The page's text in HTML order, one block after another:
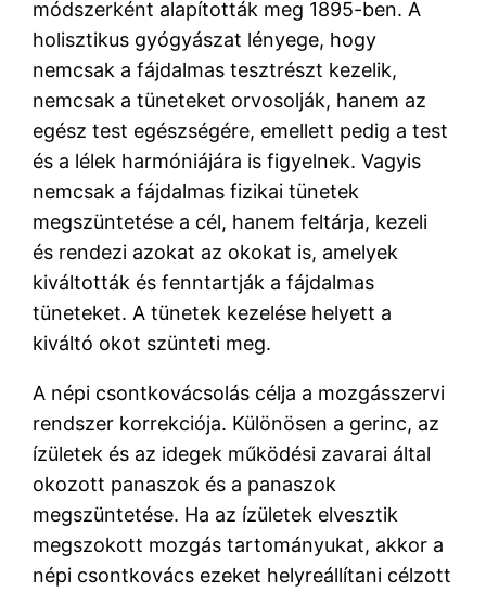
módszerként alapították meg 1895-ben. A
holisztikus gyógyászat lényege, hogy
nemcsak a fájdalmas tesztrészt kezelik,
nemcsak a tüneteket orvosolják, hanem az
egész test egészségére, emellett pedig a test
és a lélek harmóniájára is figyelnek. Vagyis
nemcsak a fájdalmas fizikai tünetek
megszüntetése a cél, hanem feltárja, kezeli
és rendezi azokat az okokat is, amelyek
kiváltották és fenntartják a fájdalmas
tüneteket. A tünetek kezelése helyett a
kiváltó okot szünteti meg.
A népi csontkovácsolás célja a mozgásszervi
rendszer korrekciója. Különösen a gerinc, az
ízületek és az idegek működési zavarai által
okozott panaszok és a panaszok
megszüntetése. Ha az ízületek elvesztik
megszokott mozgás tartományukat, akkor a
népi csontkovács ezeket helyreállítani célzott